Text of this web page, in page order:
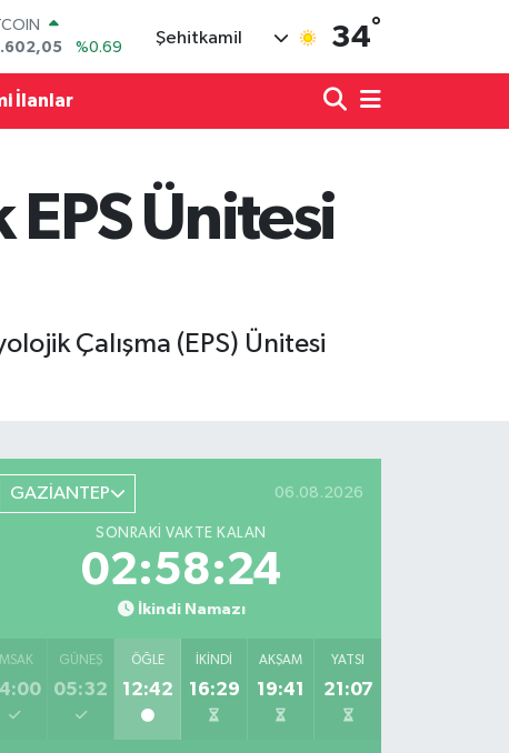
%0.06
%48
Şehitkamil 34°
İlanlar
Ünitesi
Çalışma (EPS) Ünitesi
GAZİANTEP 06.08.2026
SONRAKI VAKTE KALAN
02:58:22
İkindi Namazı
İMSAK GÜNEŞ
05:32
ÖĞLE
12:42
İKINDI
16:29
AKŞAM
19:41
YATSI
21:07